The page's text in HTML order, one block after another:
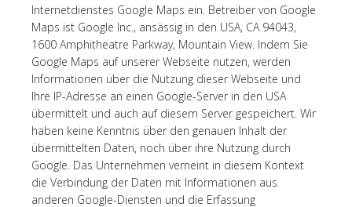
Internetdienstes Google Maps ein. Betreiber von Google
Maps ist Google Inc., ansässig in den USA, CA 94043,
1600 Amphitheatre Parkway, Mountain View. Indem Sie
Google Maps auf unserer Webseite nutzen, werden
Informationen über die Nutzung dieser Webseite und
Ihre IP-Adresse an einen Google-Server in den USA
übermittelt und auch auf diesem Server gespeichert. Wir
haben keine Kenntnis über den genauen Inhalt der
übermittelten Daten, noch über ihre Nutzung durch
Google. Das Unternehmen verneint in diesem Kontext
die Verbindung der Daten mit Informationen aus
anderen Google-Diensten und die Erfassung